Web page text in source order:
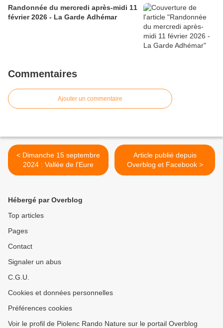
Randonnée du mercredi après-midi 11
février 2026 - La Garde Adhémar
Commentaires
Ajouter un commentaire
< Dimanche 15 septembre
2024 : Vallée de l'Eure
Article publié depuis
Overblog et Facebook >
Hébergé par Overblog
Top articles
Pages
Contact
Signaler un abus
C.G.U.
Cookies et données personnelles
Préférences cookies
Voir le profil de Piolenc Rando Nature sur le portail Overblog